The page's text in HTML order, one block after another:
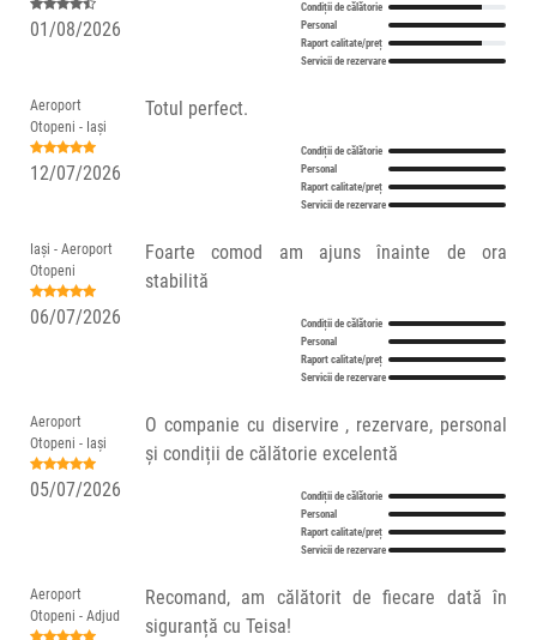
01/08/2026
Condiții de călătorie
Personal
Raport calitate/preț
Servicii de rezervare
Aeroport
Otopeni - Iași
12/07/2026
Totul perfect.
Condiții de călătorie
Personal
Raport calitate/preț
Servicii de rezervare
Iași - Aeroport
Otopeni
06/07/2026
Foarte comod am ajuns înainte de ora
stabilită
Condiții de călătorie
Personal
Raport calitate/preț
Servicii de rezervare
Aeroport
Otopeni - Iași
05/07/2026
O companie cu diservire , rezervare, personal
și condiții de călătorie excelentă
Condiții de călătorie
Personal
Raport calitate/preț
Servicii de rezervare
Aeroport
Otopeni - Adjud
Recomand, am călătorit de fiecare dată în
siguranță cu Teisa!